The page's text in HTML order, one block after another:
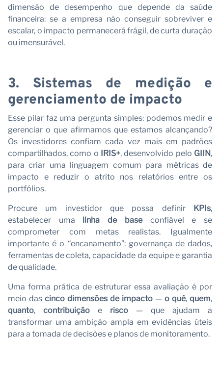
dimensão de desempenho que depende da saúde
financeira: se a empresa não conseguir sobreviver e
escalar, o impacto permanecerá frágil, de curta duração
ou imensurável.
3. Sistemas de medição e
gerenciamento de impacto
Esse pilar faz uma pergunta simples: podemos medir e
gerenciar o que afirmamos que estamos alcançando?
Os investidores confiam cada vez mais em padrões
compartilhados, como o IRIS+, desenvolvido pelo GIIN,
para criar uma linguagem comum para métricas de
impacto e reduzir o atrito nos relatórios entre os
portfólios.
Procure um investidor que possa definir KPIs,
estabelecer uma linha de baseconfiável e se
comprometer com metas realistas. Igualmente
importante é o “encanamento”: governança de dados,
ferramentas de coleta, capacidade da equipe e garantia
de qualidade.
Uma forma prática de estruturar essa avaliação é por
meio das cinco dimensões de impacto — o quê, quem,
quanto, contribuição e risco — que ajudam a
transformar uma ambição ampla em evidências úteis
para a tomada de decisões e planos de monitoramento.